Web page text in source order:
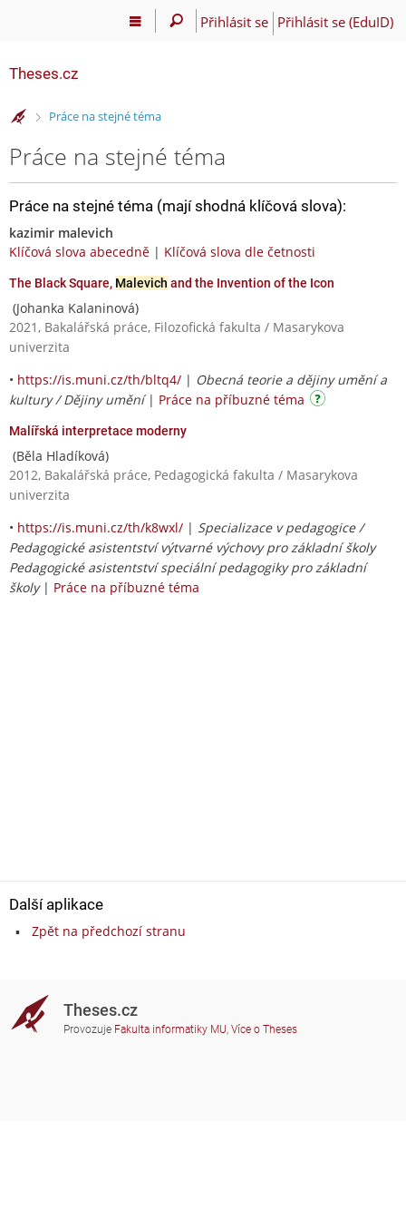
Přihlásit se Přihlásit se (EduID)
Theses.cz
>Práce na stejné téma
Práce na stejné téma
Práce na stejné téma (mají shodná klíčová slova):
kazimir malevich
Klíčová slova abecedně | Klíčová slova dle četnosti
The Black Square, Malevich and the Invention of the Icon
(Johanka Kalaninová)
2021, Bakalářská práce, Filozofická fakulta / Masarykova
univerzita
• https://is.muni.cz/th/bltq4/ | Obecná teorie a dějiny umění a
kultury / Dějiny umění| Práce na příbuzné téma
Malířská interpretace moderny
(Běla Hladíková)
2012, Bakalářská práce, Pedagogická fakulta / Masarykova
univerzita
• https://is.muni.cz/th/k8wxl/ | Specializace v pedagogice /
Pedagogické asistentství výtvarné výchovy pro základní školy
Pedagogické asistentství speciální pedagogiky pro základní
školy| Práce na příbuzné téma
Další aplikace
Zpět na předchozí stranu
Theses.cz
Provozuje Fakulta informatiky MU, Více o Theses